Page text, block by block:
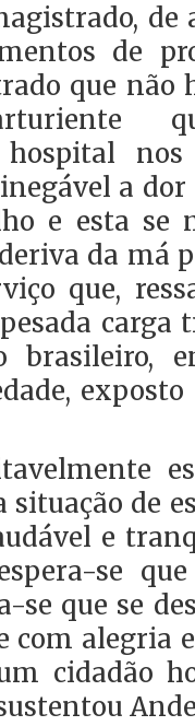
de
de
que não
hospital
inegável a
e esta se
da má
que,
carga
brasileiro,
de
e
se
se que se
com alegria
cidadão